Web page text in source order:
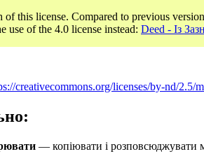
of this license. Compared to previous
use of the 4.0 license instead: Deed - Із
creativecommons.org/licenses/by-nd/2.5/
— копіювати і розповсюджувати